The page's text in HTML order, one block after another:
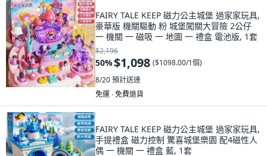
FAIRY TALE KEEP 磁力公主城堡 過家家玩具,
豪華版 機關驅動 粉 城堡闖關大冒險 2公仔
一 機關 一 磁吸 一 地圖 一 禮盒 電池版, 1套
$2,196
50%$1,098 ($1098.00/1個)
8/20預計送達
免運 ∙ 免費退貨
FAIRY TALE KEEP 磁力公主城堡 過家家玩具,
手提禮盒 磁力控制 驚喜城堡樂園 配4磁性人
偶 一 機關 一 禮盒 藍, 1套